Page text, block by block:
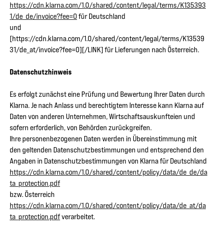
https://cdn.klarna.com/1.0/shared/content/legal/terms/K135393
1/de_de/invoice?fee=0für Deutschland
und
[https://cdn.klarna.com/1.0/shared/content/legal/terms/K13539
31/de_at/invoice?fee=0][/LINK] für Lieferungen nach Österreich.
Datenschutzhinweis
Es erfolgt zunächst eine Prüfung und Bewertung Ihrer Daten durch
Klarna. Je nach Anlass und berechtigtem Interesse kann Klarna auf
Daten von anderen Unternehmen, Wirtschaftsauskunfteien und
sofern erforderlich, von Behörden zurückgreifen.
Ihre personenbezogenen Daten werden in Übereinstimmung mit
den geltenden Datenschutzbestimmungen und entsprechend den
Angaben in Datenschutzbestimmungen von Klarna für Deutschland
https://cdn.klarna.com/1.0/shared/content/policy/data/de_de/da
ta_protection.pdf
bzw. Österreich
https://cdn.klarna.com/1.0/shared/content/policy/data/de_at/da
ta_protection.pdfverarbeitet.